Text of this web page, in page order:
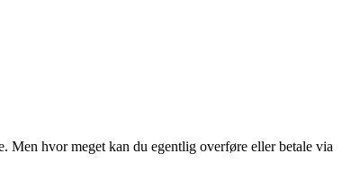
Men hvor meget kan du egentlig overføre eller betale via